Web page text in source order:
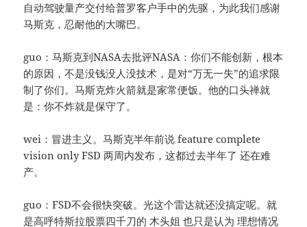
自动驾驶量产交付给普罗客户手中的先驱，为此我们感谢
马斯克，忍耐他的大嘴巴。
guo：马斯克到NASA去批评NASA：你们不能创新，根本
的原因，不是没钱没人没技术，是对“万无一失”的追求限
制了你们。马斯克炸火箭就是家常便饭。他的口头禅就
是：你不炸就是保守了。
wei：冒进主义。马斯克半年前说 feature complete
vision only FSD 两周内发布，这都过去半年了 还在难
产。
guo：FSD不会很快突破。光这个雷达就还没搞定呢。就
是高呼特斯拉股票四千刀的 木头姐 也只是认为 理想情况